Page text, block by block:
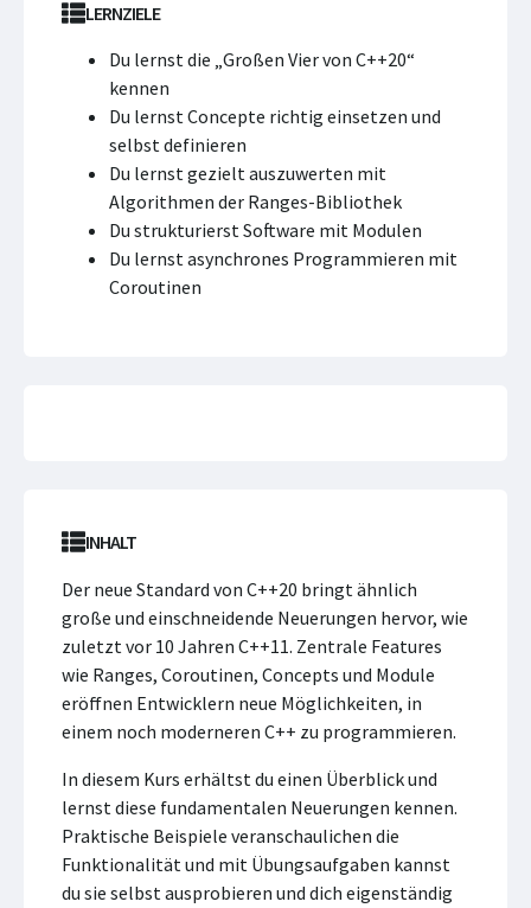
LERNZIELE
Du lernst die „Großen Vier von C++20“
kennen
Du lernst Concepte richtig einsetzen und
selbst definieren
Du lernst gezielt auszuwerten mit
Algorithmen der Ranges-Bibliothek
Du strukturierst Software mit Modulen
Du lernst asynchrones Programmieren mit
Coroutinen
INHALT
Der neue Standard von C++20 bringt ähnlich
große und einschneidende Neuerungen hervor, wie
zuletzt vor 10 Jahren C++11. Zentrale Features
wie Ranges, Coroutinen, Concepts und Module
eröffnen Entwicklern neue Möglichkeiten, in
einem noch moderneren C++ zu programmieren.
In diesem Kurs erhältst du einen Überblick und
lernst diese fundamentalen Neuerungen kennen.
Praktische Beispiele veranschaulichen die
Funktionalität und mit Übungsaufgaben kannst
du sie selbst ausprobieren und dich eigenständig